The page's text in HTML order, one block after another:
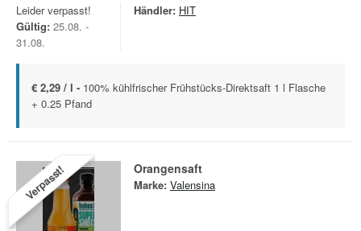
Leider verpasst!
Gültig: 25.08. -
31.08.
Händler: HIT
€ 2,29 / l - 100% kühlfrischer Frühstücks-Direktsaft 1 l Flasche
+ 0.25 Pfand
Verpasst! Orangensaft
Marke: Valensina